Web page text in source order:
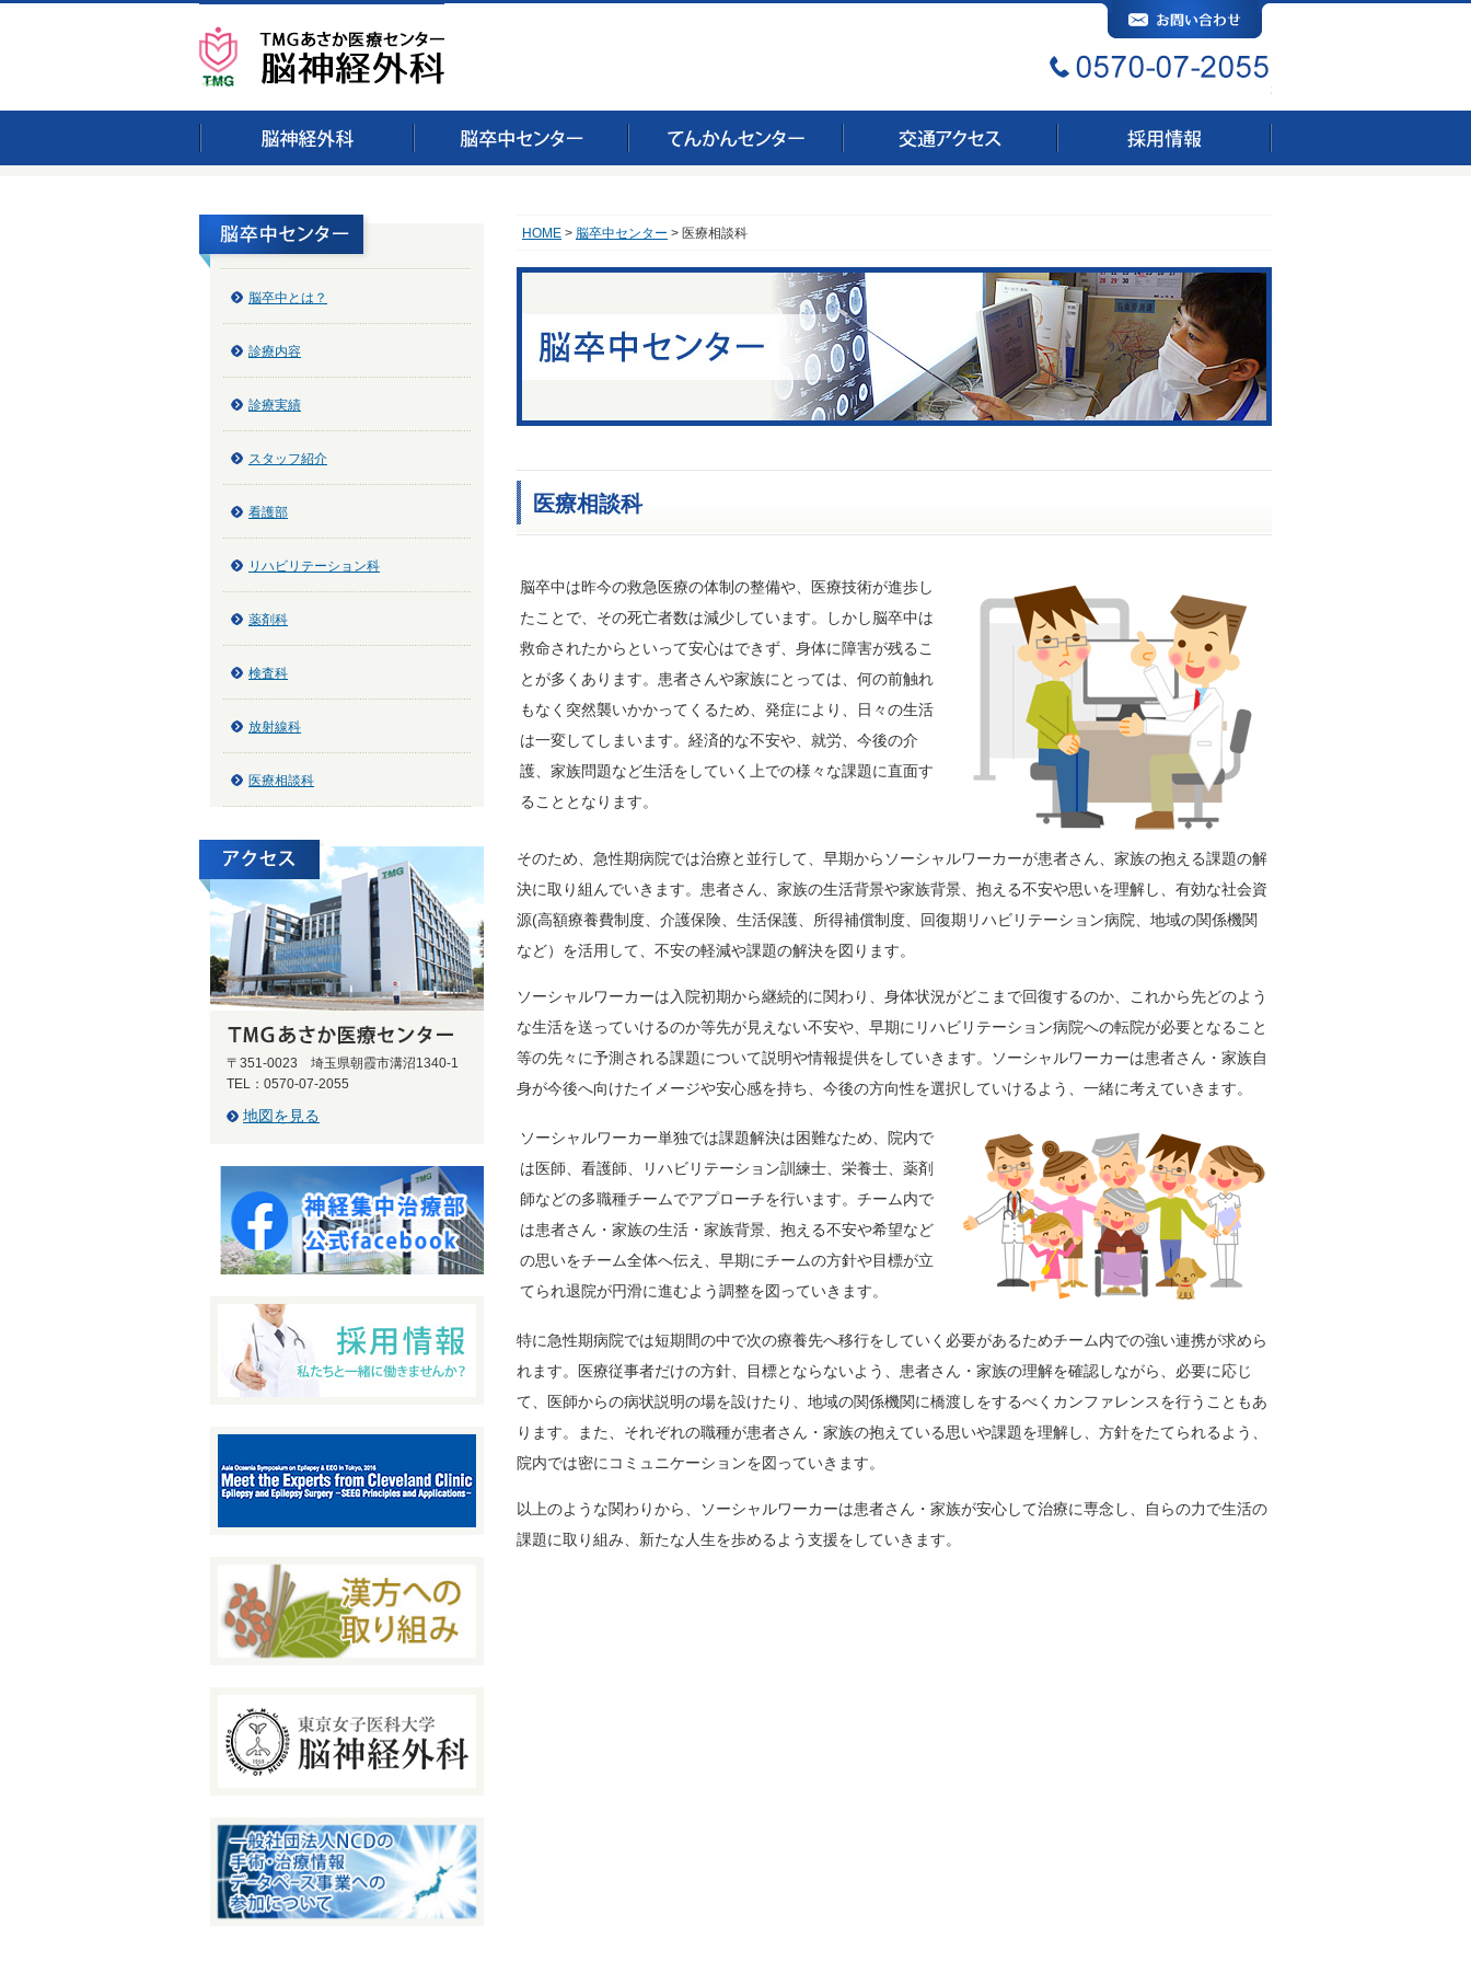
HOME > 脳卒中センター > 医療相談科
医療相談科
脳卒中は昨今の救急医療の体制の整備や、医療技術が進歩し
たことで、その死亡者数は減少しています。しかし脳卒中は
救命されたからといって安心はできず、身体に障害が残るこ
とが多くあります。患者さんや家族にとっては、何の前触れ
もなく突然襲いかかってくるため、発症により、日々の生活
は一変してしまいます。経済的な不安や、就労、今後の介
護、家族問題など生活をしていく上での様々な課題に直面す
ることとなります。
そのため、急性期病院では治療と並行して、早期からソーシャルワーカーが患者さん、家族の抱える課題の解
決に取り組んでいきます。患者さん、家族の生活背景や家族背景、抱える不安や思いを理解し、有効な社会資
源(高額療養費制度、介護保険、生活保護、所得補償制度、回復期リハビリテーション病院、地域の関係機関
など）を活用して、不安の軽減や課題の解決を図ります。
ソーシャルワーカーは入院初期から継続的に関わり、身体状況がどこまで回復するのか、これから先どのよう
な生活を送っていけるのか等先が見えない不安や、早期にリハビリテーション病院への転院が必要となること
等の先々に予測される課題について説明や情報提供をしていきます。ソーシャルワーカーは患者さん・家族自
身が今後へ向けたイメージや安心感を持ち、今後の方向性を選択していけるよう、一緒に考えていきます。
ソーシャルワーカー単独では課題解決は困難なため、院内で
は医師、看護師、リハビリテーション訓練士、栄養士、薬剤
師などの多職種チームでアプローチを行います。チーム内で
は患者さん・家族の生活・家族背景、抱える不安や希望など
の思いをチーム全体へ伝え、早期にチームの方針や目標が立
てられ退院が円滑に進むよう調整を図っていきます。
特に急性期病院では短期間の中で次の療養先へ移行をしていく必要があるためチーム内での強い連携が求めら
れます。医療従事者だけの方針、目標とならないよう、患者さん・家族の理解を確認しながら、必要に応じ
て、医師からの病状説明の場を設けたり、地域の関係機関に橋渡しをするべくカンファレンスを行うこともあ
ります。また、それぞれの職種が患者さん・家族の抱えている思いや課題を理解し、方針をたてられるよう、
院内では密にコミュニケーションを図っていきます。
以上のような関わりから、ソーシャルワーカーは患者さん・家族が安心して治療に専念し、自らの力で生活の
課題に取り組み、新たな人生を歩めるよう支援をしていきます。
脳卒中とは？
診療内容
診療実績
スタッフ紹介
看護部
リハビリテーション科
薬剤科
検査科
放射線科
医療相談科
〒351-0023 埼玉県朝霞市溝沼1340-1
TEL：0570-07-2055
地図を見る